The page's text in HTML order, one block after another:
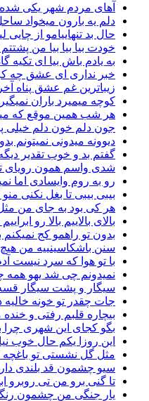
آهای مردم شهر یکی شده
دلم یه بارون میخواد
حال بد تنهاییامو از چایی
خودت بیا بیا بیا من
به یادم باش بیا ای تکیه
خبر نداری ای عشق چه
زیباترین غم عشق پناه
کوچه میمیرد باران
هر شب همین موقع که
جون دلم خون دلم خیلی
دیوونه میدونی نمیتونم
گفتم بد و خوب تقدیر
شدی واسم همون رویای
رو به روم وایسادی اما
بیبی بیبی تا بغل نکنی
هر کی بود به جای من
بالای بالاییم بالا رو
بدون تو راهمو کج
سنن باشکاسینییه من هیچ
با تو هوا که سرد نیست
نمیدونم چی شد یهو همه
سیگار و پشت سیگار قسه
جات چقدر تو خونه خالیه
بیچاره قلبم رفتی و خنده
بگو کجای این شهری چرا
این روزا یکم حال خوب
مثل گل نشستی تو باغچه
سیو چشمون قد بلندی
تا گنی برو من تی روبرو
یار جنگی من چشمون